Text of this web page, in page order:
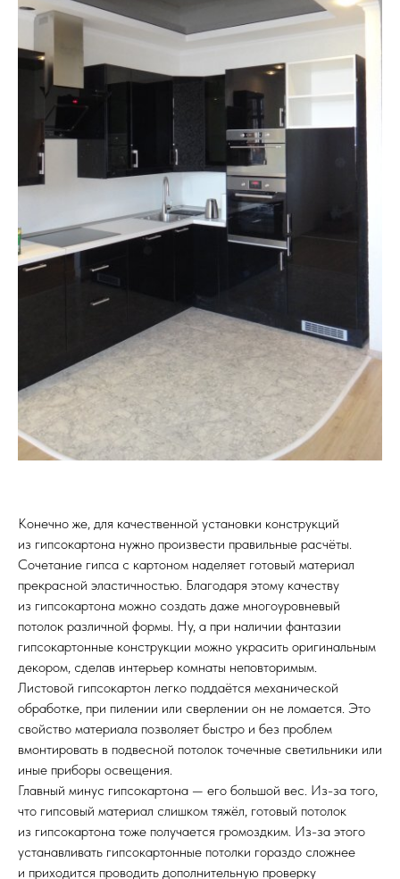
Конечно же, для качественной установки конструкций
из гипсокартона нужно произвести правильные расчёты.
Сочетание гипса с картоном наделяет готовый материал
прекрасной эластичностью. Благодаря этому качеству
из гипсокартона можно создать даже многоуровневый
потолок различной формы. Ну, а при наличии фантазии
гипсокартонные конструкции можно украсить оригинальным
декором, сделав интерьер комнаты неповторимым.
Листовой гипсокартон легко поддаётся механической
обработке, при пилении или сверлении он не ломается. Это
свойство материала позволяет быстро и без проблем
вмонтировать в подвесной потолок точечные светильники или
иные приборы освещения.
Главный минус гипсокартона — его большой вес. Из-за того,
что гипсовый материал слишком тяжёл, готовый потолок
из гипсокартона тоже получается громоздким. Из-за этого
устанавливать гипсокартонные потолки гораздо сложнее
и приходится проводить дополнительную проверку